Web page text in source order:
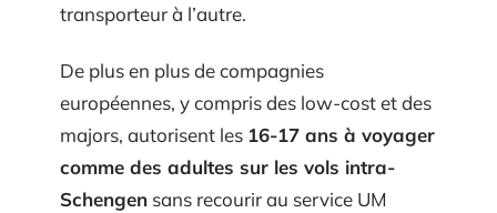
transporteur à l’autre.
De plus en plus de compagnies
européennes, y compris des low-cost et des
majors, autorisent les 16-17 ans à voyager
comme des adultes sur les vols intra-
Schengen sans recourir au service UM